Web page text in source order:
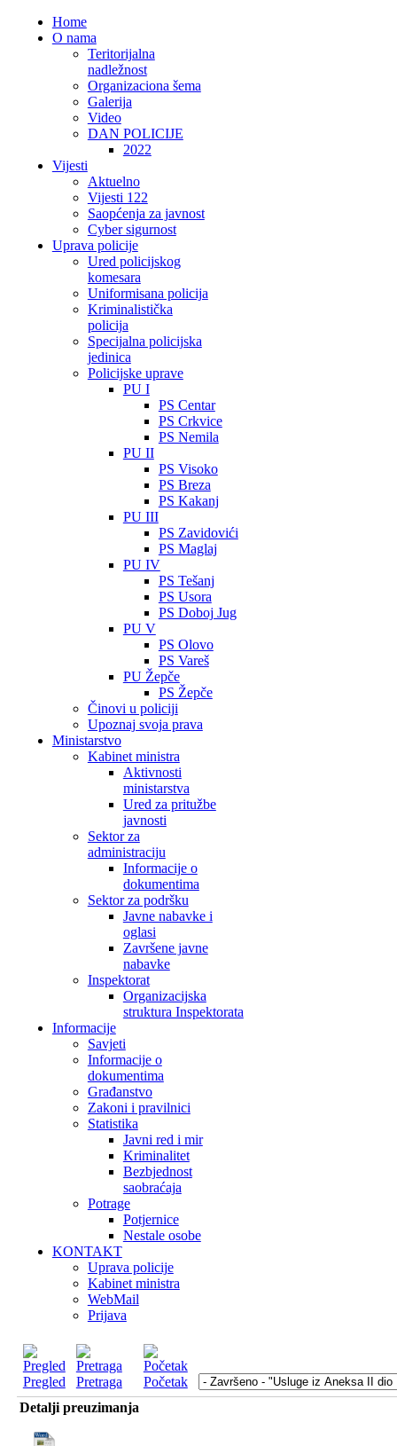
Home
O nama
Teritorijalna
nadležnost
Organizaciona šema
Galerija
Video
DAN POLICIJE
2022
Vijesti
Aktuelno
Vijesti 122
Saopćenja za javnost
Cyber sigurnost
Uprava policije
Ured policijskog
komesara
Uniformisana policija
Kriminalistička
policija
Specijalna policijska
jedinica
Policijske uprave
PU I
PS Centar
PS Crkvice
PS Nemila
PU II
PS Visoko
PS Breza
PS Kakanj
PU III
PS Zavidovići
PS Maglaj
PU IV
PS Tešanj
PS Usora
PS Doboj Jug
PU V
PS Olovo
PS Vareš
PU Žepče
PS Žepče
Činovi u policiji
Upoznaj svoja prava
Ministarstvo
Kabinet ministra
Aktivnosti
ministarstva
Ured za pritužbe
javnosti
Sektor za
administraciju
Informacije o
dokumentima
Sektor za podršku
Javne nabavke i
oglasi
Završene javne
nabavke
Inspektorat
Organizacijska
struktura Inspektorata
Informacije
Savjeti
Informacije o
dokumentima
Građanstvo
Zakoni i pravilnici
Statistika
Javni red i mir
Kriminalitet
Bezbjednost
saobraćaja
Potrage
Potjernice
Nestale osobe
KONTAKT
Uprava policije
Kabinet ministra
WebMail
Prijava
Pregled Pretraga
Početak
Detalji preuzimanja